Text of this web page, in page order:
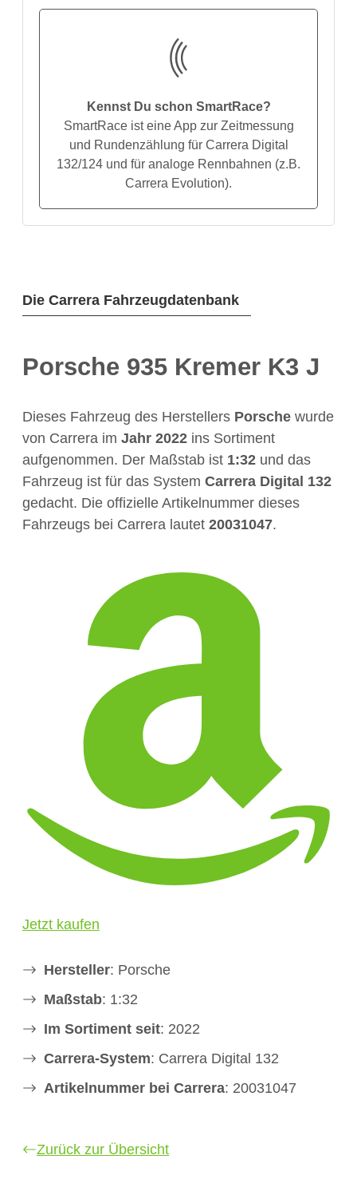
Die Carrera Fahrzeugdatenbank
Porsche 935 Kremer K3 J
Dieses Fahrzeug des Herstellers Porsche wurde
von Carrera im Jahr 2022 ins Sortiment
aufgenommen. Der Maßstab ist 1:32 und das
Fahrzeug ist für das System Carrera Digital 132
gedacht. Die offizielle Artikelnummer dieses
Fahrzeugs bei Carrera lautet 20031047.
Jetzt kaufen
Hersteller: Porsche
Maßstab: 1:32
Im Sortiment seit: 2022
Carrera-System: Carrera Digital 132
Artikelnummer bei Carrera: 20031047
Zurück zur Übersicht
Kennst Du schon SmartRace?
SmartRace ist eine App zur Zeitmessung
und Rundenzählung für Carrera Digital
132/124 und für analoge Rennbahnen (z.B.
Carrera Evolution).